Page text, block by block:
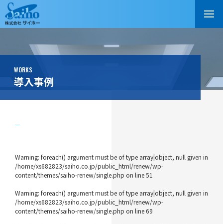
WORKS
導入事例
Warning: foreach() argument must be of type array|object, null given in
/home/xs682823/saiho.co.jp/public_html/renew/wp-
content/themes/saiho-renew/single.php on line51
Warning: foreach() argument must be of type array|object, null given in
/home/xs682823/saiho.co.jp/public_html/renew/wp-
content/themes/saiho-renew/single.php on line69